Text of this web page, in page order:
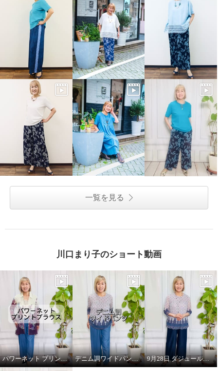
一覧を見る
川口まり子のショート動画
パワーネット プリントブラウス（フラワー） デニム調ワイドパンツ(ブルー) 9月28日 ダジュール放映のお知らせ